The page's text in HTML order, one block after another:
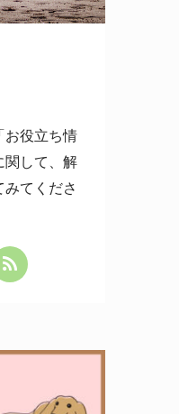
役立ち情
関して、解
てくださ